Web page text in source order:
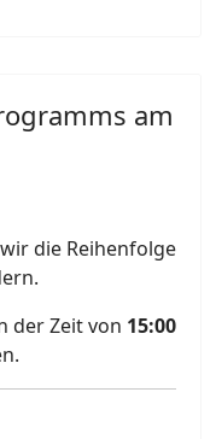
am
die Reihenfolge
der Zeit von 15:00